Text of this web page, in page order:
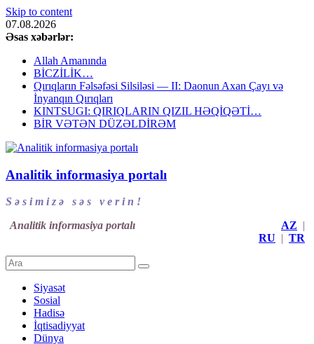
Skip to content
07.08.2026
Əsas xəbərlər:
Allah Amanında
BİCZİLİK…
Qırıqların Fəlsəfəsi Silsiləsi — II: Daonun Axan Çayı və
İnyanqın Qırıqları
KINTSUGI: QIRIQLARIN QIZIL HƏQİQƏTİ…
BİR VƏTƏN DÜZƏLDİRƏM
Analitik informasiya portalı
S ə s i m i z ə s ə s v e r i n !
Analitik informasiya portalı
AZ |
RU | TR
Siyasət
Sosial
Hadisə
İqtisadiyyat
Dünya